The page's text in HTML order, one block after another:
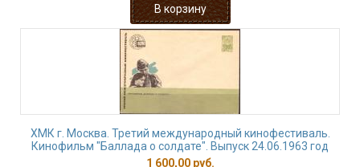
ХМК г. Москва. Третий международный кинофестиваль.
Кинофильм "Баллада о солдате". Выпуск 24.06.1963 год
1 600,00 руб.